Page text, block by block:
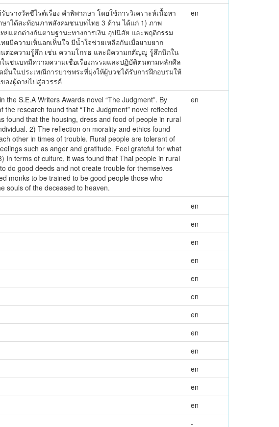
างวัลซีไรต์เรื่อง คำพิพากษา โดยใช้การวิเคราะห์เนื้อหา
าได้สะท้อนภาพสังคมชนบทไทย 3 ด้าน ได้แก่ 1) ภาพ
แตกต่างกันตามฐานะทางการเงิน อุปนิสัย และพฤติกรรม
ความเห็นอกเห็นใจ มีน้ำใจช่วยเหลือกันเมื่อยามยาก
ต่อความรู้สึก เช่น ความโกรธ และมีความกตัญญู รู้สึกนึกใน
ชนบทมีความความเชื่อเรื่องกรรมและปฏิบัติตนตามหลักศีล
นในประเพณีการบวชพระที่มุ่งให้ผู้บวชได้รับการฝึกอบรมให้
งผู้ตายไปสู่สวรรค์
en
S.E.A Writers Awards novel “The Judgment”. By
research found that “The Judgment” novel reflected
found that the housing, dress and food of people in rural
2) The reflection on morality and ethics found
other in times of trouble. Rural people are tolerant of
such as anger and gratitude. Feel grateful for what
In terms of culture, it was found that Thai people in rural
do good deeds and not create trouble for themselves
monks to be trained to be good people those who
souls of the deceased to heaven.
en
en
en
en
en
en
en
en
en
en
en
en
en
-